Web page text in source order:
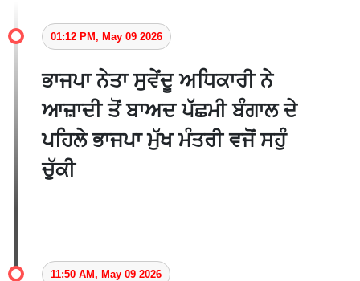
01:12 PM, May 09 2026
ਭਾਜਪਾ ਨੇਤਾ ਸੁਵੇਂਦੂ ਅਧਿਕਾਰੀ ਨੇ
ਆਜ਼ਾਦੀ ਤੋਂ ਬਾਅਦ ਪੱਛਮੀ ਬੰਗਾਲ ਦੇ
ਪਹਿਲੇ ਭਾਜਪਾ ਮੁੱਖ ਮੰਤਰੀ ਵਜੋਂ ਸਹੁੰ
ਚੁੱਕੀ
11:50 AM, May 09 2026